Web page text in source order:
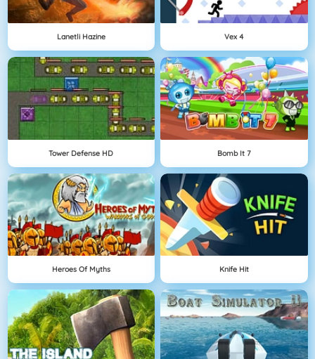
Lanetli Hazine Vex 4
Tower Defense HD Bomb It 7
Heroes Of Myths Knife Hit